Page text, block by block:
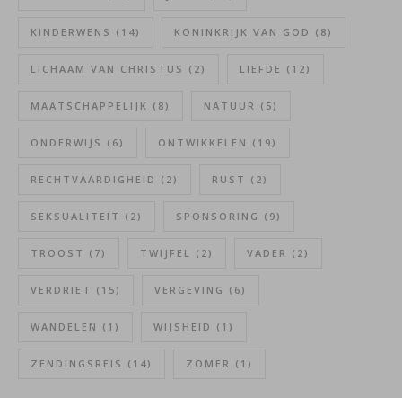
KINDERWENS (14) KONINKRIJK VAN GOD (8)
LICHAAM VAN CHRISTUS (2) LIEFDE (12)
MAATSCHAPPELIJK (8) NATUUR (5)
ONDERWIJS (6) ONTWIKKELEN (19)
RECHTVAARDIGHEID (2) RUST (2)
SEKSUALITEIT (2) SPONSORING (9)
TROOST (7) TWIJFEL (2) VADER (2)
VERDRIET (15) VERGEVING (6)
WANDELEN (1) WIJSHEID (1)
ZENDINGSREIS (14) ZOMER (1)